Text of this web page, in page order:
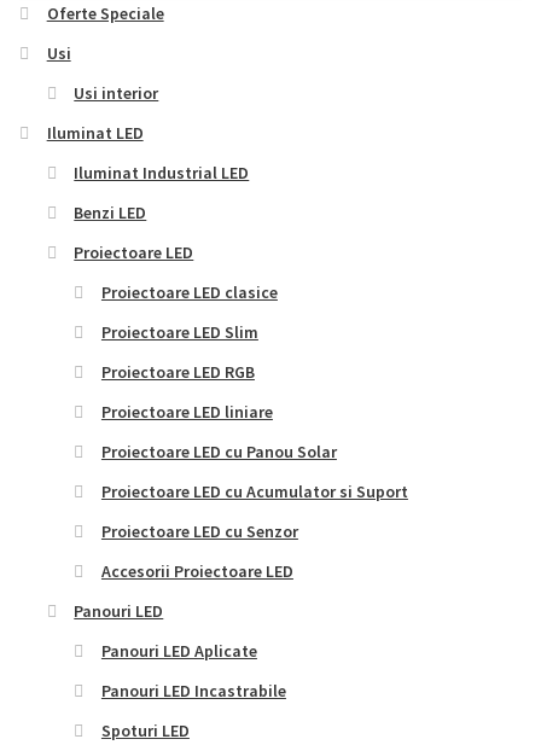
Oferte Speciale
Usi
Usi interior
Iluminat LED
Iluminat Industrial LED
Benzi LED
Proiectoare LED
Proiectoare LED clasice
Proiectoare LED Slim
Proiectoare LED RGB
Proiectoare LED liniare
Proiectoare LED cu Panou Solar
Proiectoare LED cu Acumulator si Suport
Proiectoare LED cu Senzor
Accesorii Proiectoare LED
Panouri LED
Panouri LED Aplicate
Panouri LED Incastrabile
Spoturi LED